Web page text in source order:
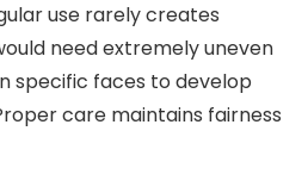
use rarely creates
need extremely uneven
specific faces to develop
care maintains fairness